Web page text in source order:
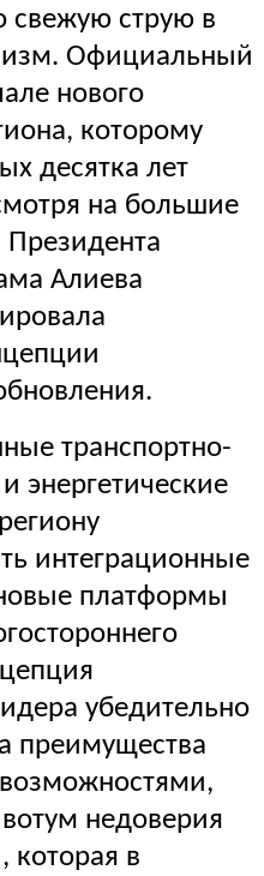
свежую струю в
Официальный
нового
которому
десятка лет
на большие
Президента
Алиева
транспортно-
энергетические
интеграционные
платформы
убедительно
преимущества
недоверия
в